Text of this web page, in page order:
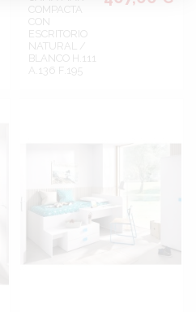
COMPACTA
CON
ESCRITORIO
NATURAL /
BLANCO H.111
A.136 F.195